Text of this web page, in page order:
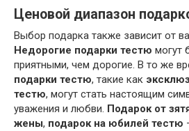
Ценовой диапазон
Выбор подарка также зависит от
Недорогие подарки тестю могут
приятными, чем дорогие. В то же
подарки тестю, такие как
тестю, могут стать настоящим
уважения и любви. Подарок от
жены, подарок на юбилей тестю